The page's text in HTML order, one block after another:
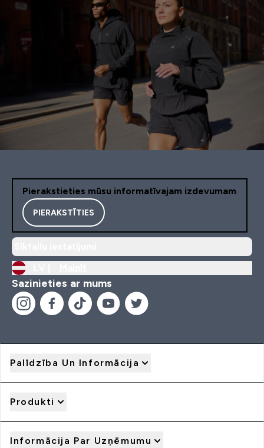
Pierakstieties mūsu informatīvajam izdevumam
PIERAKSTĪTIES
Sazinieties ar mums
Palīdzība Un Informācija
Produkti
Informācija Par Uzņēmumu